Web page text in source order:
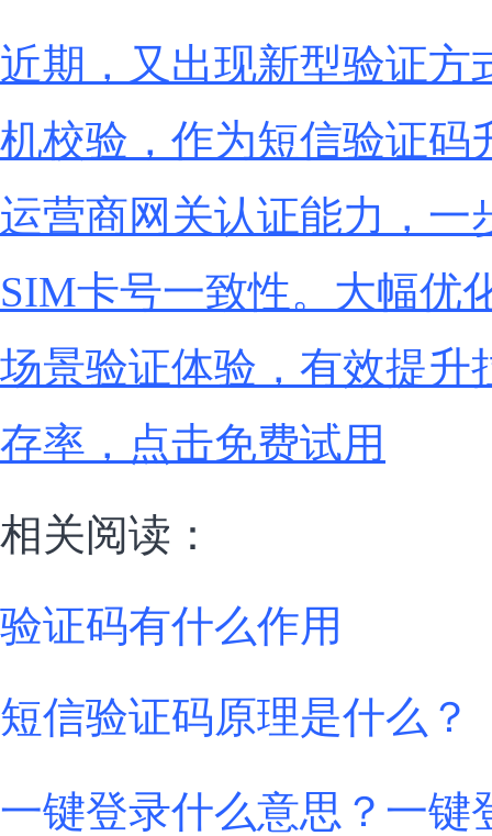
近期，又出现新型验证
机校验，作为短信验证码
运营商网关认证能力，一
SIM卡号一致性。大幅优
场景验证体验，有效提升
存率，点击免费试用
相关阅读：
验证码有什么作用
短信验证码原理是什么？
一键登录什么意思？一键